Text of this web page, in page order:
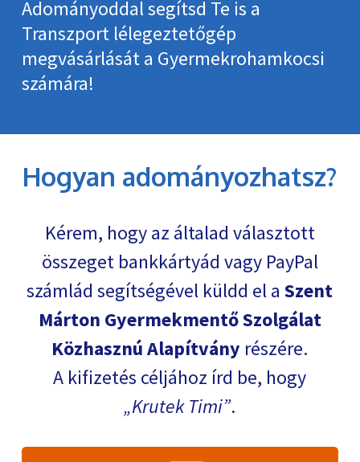
Adományoddal segítsd Te is a
Transzport lélegeztetőgép
megvásárlását a Gyermekrohamkocsi
számára!
Hogyan adományozhatsz?
Kérem, hogy az általad választott
összeget bankkártyád vagy PayPal
számlád segítségével küldd el aSzent
Márton Gyermekmentő Szolgálat
Közhasznú Alapítvány részére.
A kifizetés céljához írd be, hogy
Krutek Timi .